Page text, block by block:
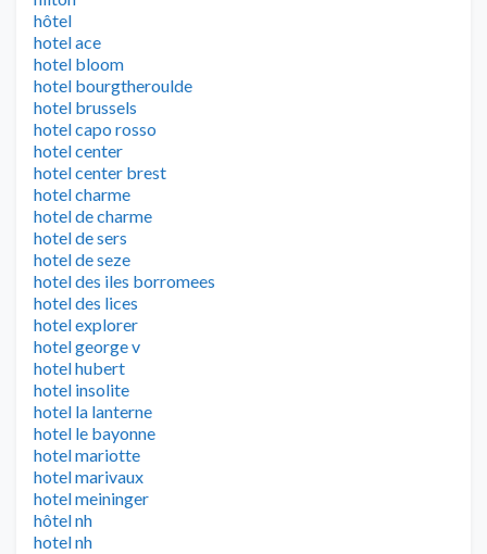
hôtel
hotel ace
hotel bloom
hotel bourgtheroulde
hotel brussels
hotel capo rosso
hotel center
hotel center brest
hotel charme
hotel de charme
hotel de sers
hotel de seze
hotel des iles borromees
hotel des lices
hotel explorer
hotel george v
hotel hubert
hotel insolite
hotel la lanterne
hotel le bayonne
hotel mariotte
hotel marivaux
hotel meininger
hôtel nh
hotel nh